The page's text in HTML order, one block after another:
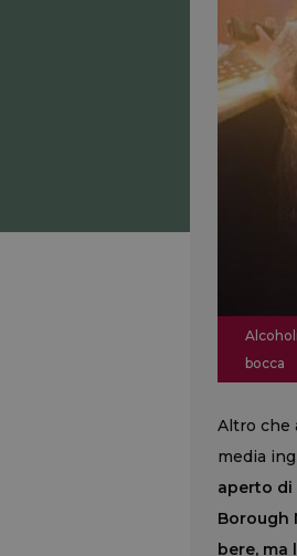
bocca
Altro che
media
aperto di
Borough
bere, ma